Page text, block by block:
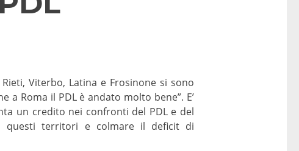
Viterbo, Latina e Frosinone si sono
Roma il PDL è andato molto bene”. E’
un credito nei confronti del PDL e del
questi territori e colmare il deficit di